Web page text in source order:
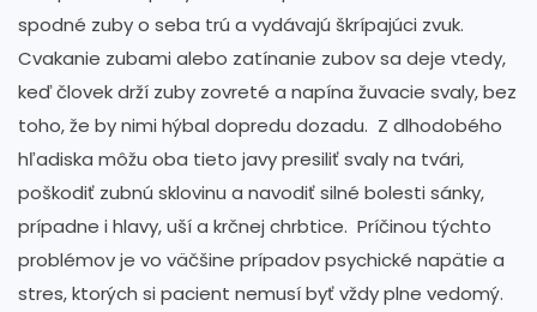
spodné zuby o seba trú a vydávajú škrípajúci zvuk.
Cvakanie zubami alebo zatínanie zubov sa deje vtedy,
keď človek drží zuby zovreté a napína žuvacie svaly, bez
toho, že by nimi hýbal dopredu dozadu. Z dlhodobého
hľadiska môžu oba tieto javy presiliť svaly na tvári,
poškodiť zubnú sklovinu a navodiť silné bolesti sánky,
prípadne i hlavy, uší a krčnej chrbtice. Príčinou týchto
problémov je vo väčšine prípadov psychické napätie a
stres, ktorých si pacient nemusí byť vždy plne vedomý.